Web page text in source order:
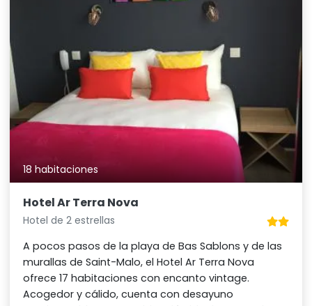
18 habitaciones
Hotel Ar Terra Nova
Hotel de 2 estrellas
A pocos pasos de la playa de Bas Sablons y de las
murallas de Saint-Malo, el Hotel Ar Terra Nova
ofrece 17 habitaciones con encanto vintage.
Acogedor y cálido, cuenta con desayuno